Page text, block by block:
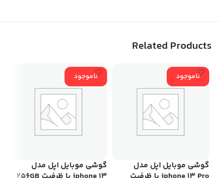
Related Products
ناموجود
گوشی موبایل اپل مدل
ناموجود
گوشی موبایل اپل مدل